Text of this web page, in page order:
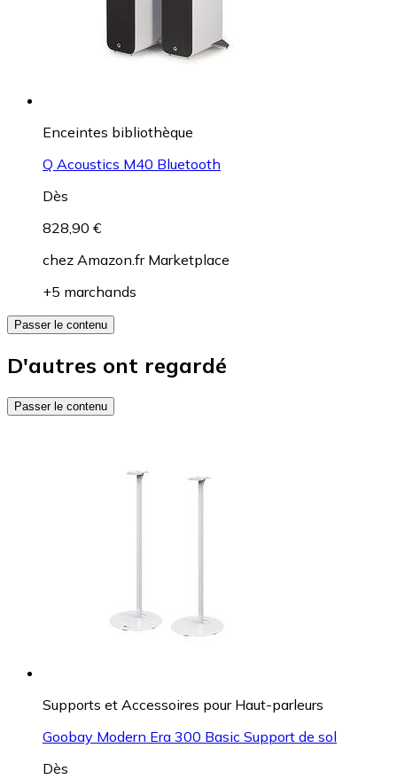
Enceintes bibliothèque
Q Acoustics M40 Bluetooth
Dès
828,90 €
chez Amazon.fr Marketplace
+5 marchands
Passer le contenu
D'autres ont regardé
Passer le contenu
Supports et Accessoires pour Haut-parleurs
Goobay Modern Era 300 Basic Support de sol
Dès